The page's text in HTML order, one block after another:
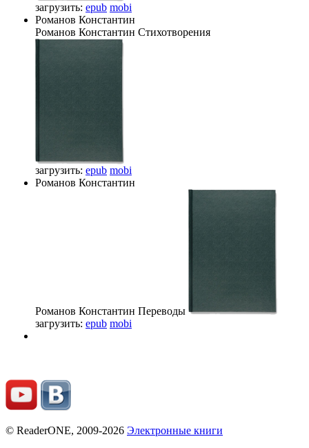
загрузить: epub mobi
Романов Константин
Романов Константин Стихотворения
загрузить: epub mobi
Романов Константин
Романов Константин Переводы
загрузить: epub mobi
© ReaderONE, 2009-2026 Электронные книги